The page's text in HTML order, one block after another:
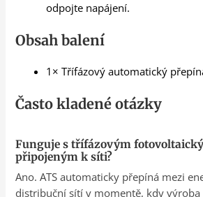
odpojte napájení.
Obsah balení
1× Třífázový automatický
Často kladené otázky
Funguje s třífázovým
připojeným k síti?
Ano. ATS automaticky přepíná mezi
distribuční sítí v momentě, kdy výroba